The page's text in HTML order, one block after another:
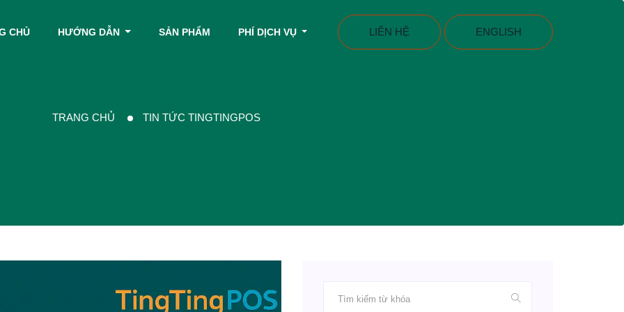
CHỦ HƯỚNG DẪN SẢN PHẨM PHÍ DỊCH VỤ LIÊN HỆ ENGLISH
TRANG CHỦ TIN TỨC TINGTINGPOS